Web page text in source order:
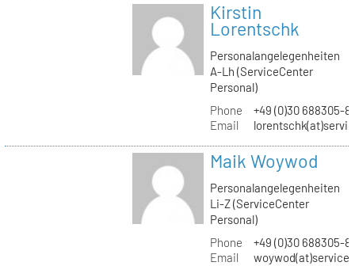
Kirstin
Lorentschk
Personalangelegenheiten
A-Lh (ServiceCenter
Personal)
Phone
+49 (0)30 688305-
Email
Maik Woywod
Personalangelegenheiten
Li-Z (ServiceCenter
Personal)
Phone
+49 (0)30 688305-
Email